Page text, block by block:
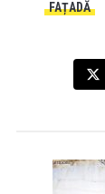
FAȚADĂ